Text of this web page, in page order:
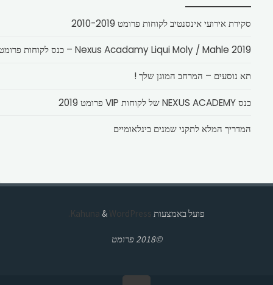
סקירת אירועי אינסנטיב לקוחות פרומט 2010-2019
Nexus Acadamy Liqui Moly / Mahle 2019 – כנס לקוחות פרומט
תא נוסעים – המרחב המוגן שלך !
כנס NEXUS ACADEMY של לקוחות VIP פרומט 2019
המדריך המלא לתקני שמנים בינלאומיים
פועל באמצעות & WordPress.
©2018 פרומט